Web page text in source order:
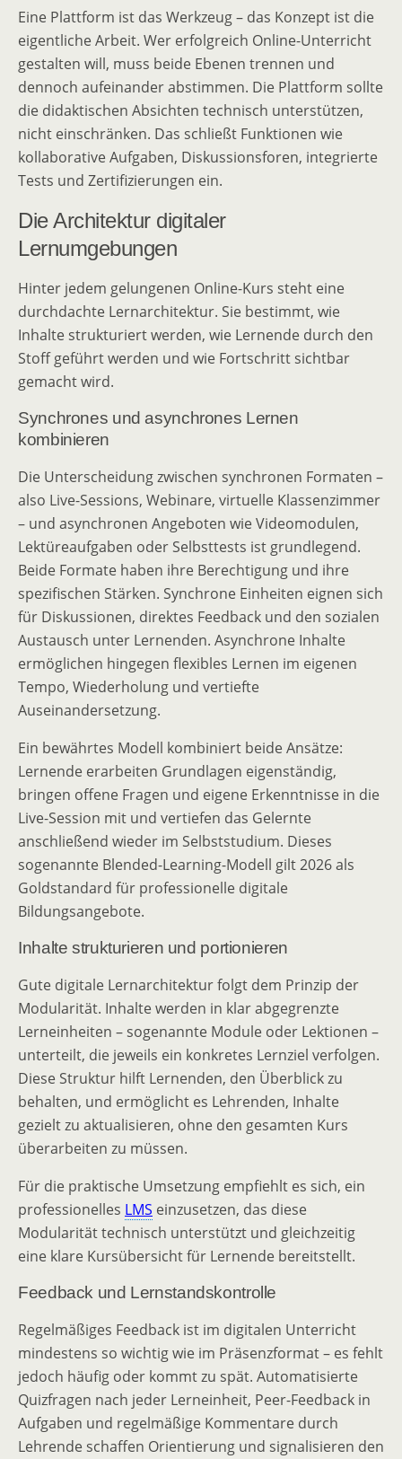
Eine Plattform ist das Werkzeug – das Konzept ist die
eigentliche Arbeit. Wer erfolgreich Online-Unterricht
gestalten will, muss beide Ebenen trennen und
dennoch aufeinander abstimmen. Die Plattform sollte
die didaktischen Absichten technisch unterstützen,
nicht einschränken. Das schließt Funktionen wie
kollaborative Aufgaben, Diskussionsforen, integrierte
Tests und Zertifizierungen ein.
Die Architektur digitaler
Lernumgebungen
Hinter jedem gelungenen Online-Kurs steht eine
durchdachte Lernarchitektur. Sie bestimmt, wie
Inhalte strukturiert werden, wie Lernende durch den
Stoff geführt werden und wie Fortschritt sichtbar
gemacht wird.
Synchrones und asynchrones Lernen
kombinieren
Die Unterscheidung zwischen synchronen Formaten –
also Live-Sessions, Webinare, virtuelle Klassenzimmer
– und asynchronen Angeboten wie Videomodulen,
Lektüreaufgaben oder Selbsttests ist grundlegend.
Beide Formate haben ihre Berechtigung und ihre
spezifischen Stärken. Synchrone Einheiten eignen sich
für Diskussionen, direktes Feedback und den sozialen
Austausch unter Lernenden. Asynchrone Inhalte
ermöglichen hingegen flexibles Lernen im eigenen
Tempo, Wiederholung und vertiefte
Auseinandersetzung.
Ein bewährtes Modell kombiniert beide Ansätze:
Lernende erarbeiten Grundlagen eigenständig,
bringen offene Fragen und eigene Erkenntnisse in die
Live-Session mit und vertiefen das Gelernte
anschließend wieder im Selbststudium. Dieses
sogenannte Blended-Learning-Modell gilt 2026 als
Goldstandard für professionelle digitale
Bildungsangebote.
Inhalte strukturieren und portionieren
Gute digitale Lernarchitektur folgt dem Prinzip der
Modularität. Inhalte werden in klar abgegrenzte
Lerneinheiten – sogenannte Module oder Lektionen –
unterteilt, die jeweils ein konkretes Lernziel verfolgen.
Diese Struktur hilft Lernenden, den Überblick zu
behalten, und ermöglicht es Lehrenden, Inhalte
gezielt zu aktualisieren, ohne den gesamten Kurs
überarbeiten zu müssen.
Für die praktische Umsetzung empfiehlt es sich, ein
professionelles LMS einzusetzen, das diese
Modularität technisch unterstützt und gleichzeitig
eine klare Kursübersicht für Lernende bereitstellt.
Feedback und Lernstandskontrolle
Regelmäßiges Feedback ist im digitalen Unterricht
mindestens so wichtig wie im Präsenzformat – es fehlt
jedoch häufig oder kommt zu spät. Automatisierte
Quizfragen nach jeder Lerneinheit, Peer-Feedback in
Aufgaben und regelmäßige Kommentare durch
Lehrende schaffen Orientierung und signalisieren den